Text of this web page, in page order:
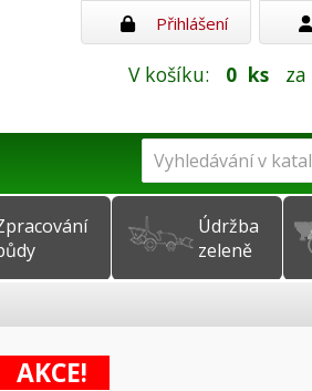
Přihlášení
V košíku: 0 ks za
Údržba
zeleně
AKCE!